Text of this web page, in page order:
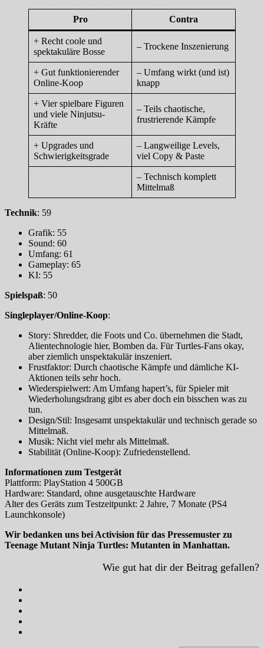
Pro Contra
+ Recht coole und
spektakuläre Bosse
– Trockene Inszenierung
+ Gut funktionierender
Online-Koop
– Umfang wirkt (und ist)
knapp
+ Vier spielbare Figuren
und viele Ninjutsu-
Kräfte
– Teils chaotische,
frustrierende Kämpfe
+ Upgrades und
Schwierigkeitsgrade
– Langweilige Levels,
viel Copy & Paste
– Technisch komplett
Mittelmaß
Technik: 59
Grafik: 55
Sound: 60
Umfang: 61
Gameplay: 65
KI: 55
Spielspaß: 50
Singleplayer/Online-Koop:
Story: Shredder, die Foots und Co. übernehmen die Stadt,
Alientechnologie hier, Bomben da. Für Turtles-Fans okay,
aber ziemlich unspektakulär inszeniert.
Frustfaktor: Durch chaotische Kämpfe und dämliche KI-
Aktionen teils sehr hoch.
Wiederspielwert: Am Umfang hapert’s, für Spieler mit
Wiederholungsdrang gibt es aber doch ein bisschen was zu
tun.
Design/Stil: Insgesamt unspektakulär und technisch gerade so
Mittelmaß.
Musik: Nicht viel mehr als Mittelmaß.
Stabilität (Online-Koop): Zufriedenstellend.
Informationen zum Testgerät
Plattform: PlayStation 4 500GB
Hardware: Standard, ohne ausgetauschte Hardware
Alter des Geräts zum Testzeitpunkt: 2 Jahre, 7 Monate (PS4
Launchkonsole)
Wir bedanken uns bei Activision für das Pressemuster zu
Teenage Mutant Ninja Turtles: Mutanten in Manhattan.
Wie gut hat dir der Beitrag gefallen?